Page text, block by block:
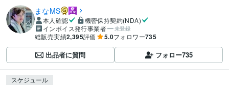
まなMS
本人確認
機密保持契約(NDA)
インボイス発行事業者
未登録
総販売実績2,395評価 5.0フォロワー735
出品者に質問 フォロー735
スケジュール